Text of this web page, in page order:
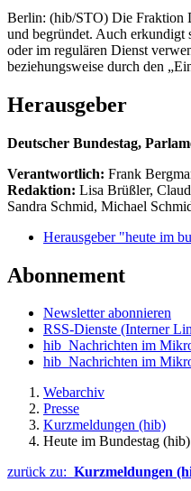
Berlin: (hib/STO) Die Fraktion
und begründet. Auch
oder im regulären Dienst
beziehungsweise durch den
Herausgeber
Deutscher Bundestag,
Verantwortlich: Frank
Redaktion: Lisa Brüßler,
Sandra Schmid, Michael
Herausgeber "heute im
Abonnement
Newsletter abonnieren
RSS-Dienste (Interner
hib_Nachrichten im
hib_Nachrichten im
Webarchiv
Presse
Kurzmeldungen (hib)
Heute im Bundestag (hib)
zurück zu: Kurzmeldungen